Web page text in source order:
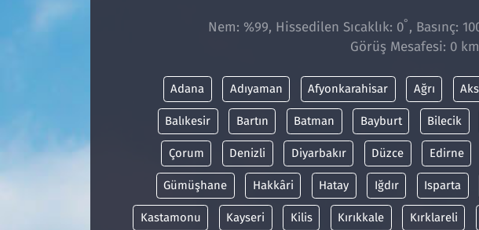
Nem: %99, Hissedilen Sıcaklık: 0° , Basınç:
Görüş Mesafesi: 0
Adana Adıyaman Afyonkarahisar Ağrı
Balıkesir Bartın Batman Bayburt Bilecik
Çorum Denizli Diyarbakır Düzce Edirne
Gümüşhane Hakkâri Hatay Iğdır Isparta
Kastamonu Kayseri Kilis Kırıkkale Kırklareli